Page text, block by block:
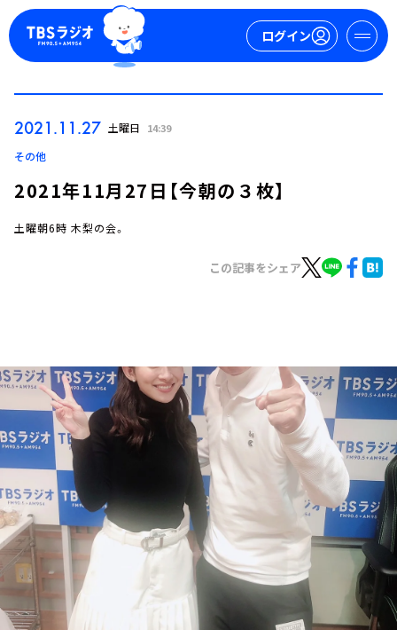
ログイン
トピックス
TBS Podcast
お知らせ
イベント・グッズ
YouTube
会社情報
2021.11.27 土曜日 14:39
その他
2021年11月27日【今朝の３枚】
土曜朝6時 木梨の会。
この記事をシェア